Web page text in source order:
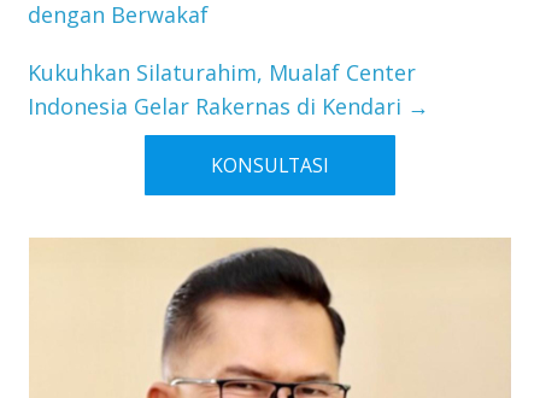
dengan Berwakaf
Kukuhkan Silaturahim, Mualaf Center
Indonesia Gelar Rakernas di Kendari →
KONSULTASI